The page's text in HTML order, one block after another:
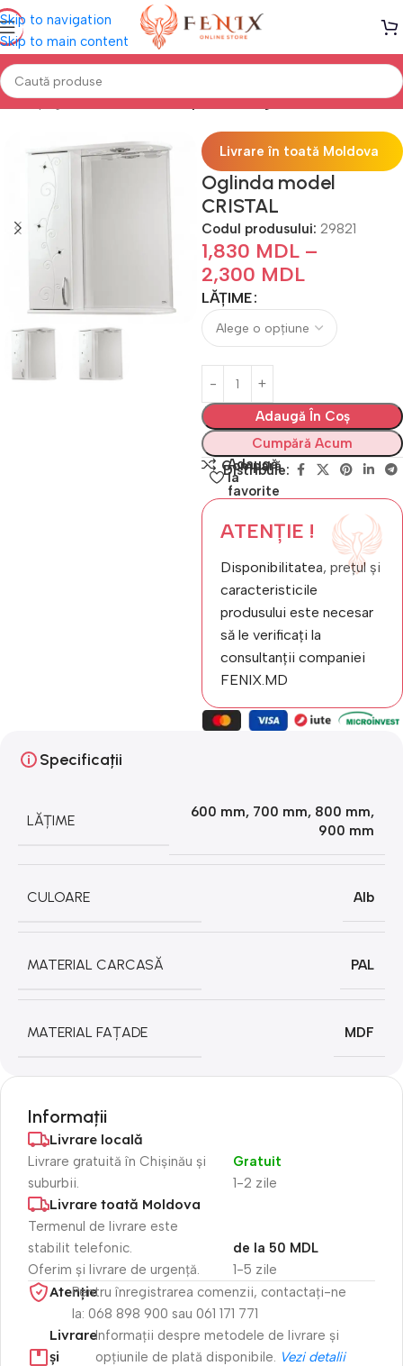
Skip to navigation
Skip to main content
Prima pagină Mobilă BAIE Dulap baie cu oglindă
Livrare în toată Moldova
Oglinda model
CRISTAL
Codul produsului: 29821
1,830 MDL –
2,300 MDL
LĂȚIME
Adaugă În Coș
Cumpără Acum
Compară
Adaugă
la
favorite
Distribuie:
ATENȚIE !
Disponibilitatea, prețul și
caracteristicile
produsului este necesar
să le verificați la
consultanții companiei
FENIX.MD
Specificații
LĂȚIME
600 mm, 700 mm, 800 mm,
900 mm
CULOARE Alb
MATERIAL CARCASĂ PAL
MATERIAL FAȚADE MDF
Informații
Livrare locală
Livrare gratuită în Chișinău și
suburbii.
1-2 zile
Gratuit
Livrare toată Moldova
Termenul de livrare este
stabilit telefonic.
Oferim și livrare de urgență.
1-5 zile
de la 50 MDL
Atenție​Pentru înregistrarea comenzii, contactați-ne
la: 068 898 900 sau 061 171 771
Livrare
și
Informații despre metodele de livrare și
opțiunile de plată disponibile. Vezi detalii